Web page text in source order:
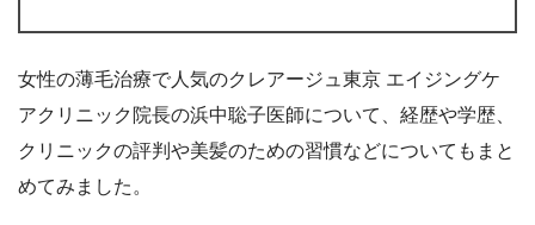
女性の薄毛治療で人気のクレアージュ東京 エイジングケ
アクリニック院長の浜中聡子医師について、経歴や学歴、
クリニックの評判や美髪のための習慣などについてもまと
めてみました。